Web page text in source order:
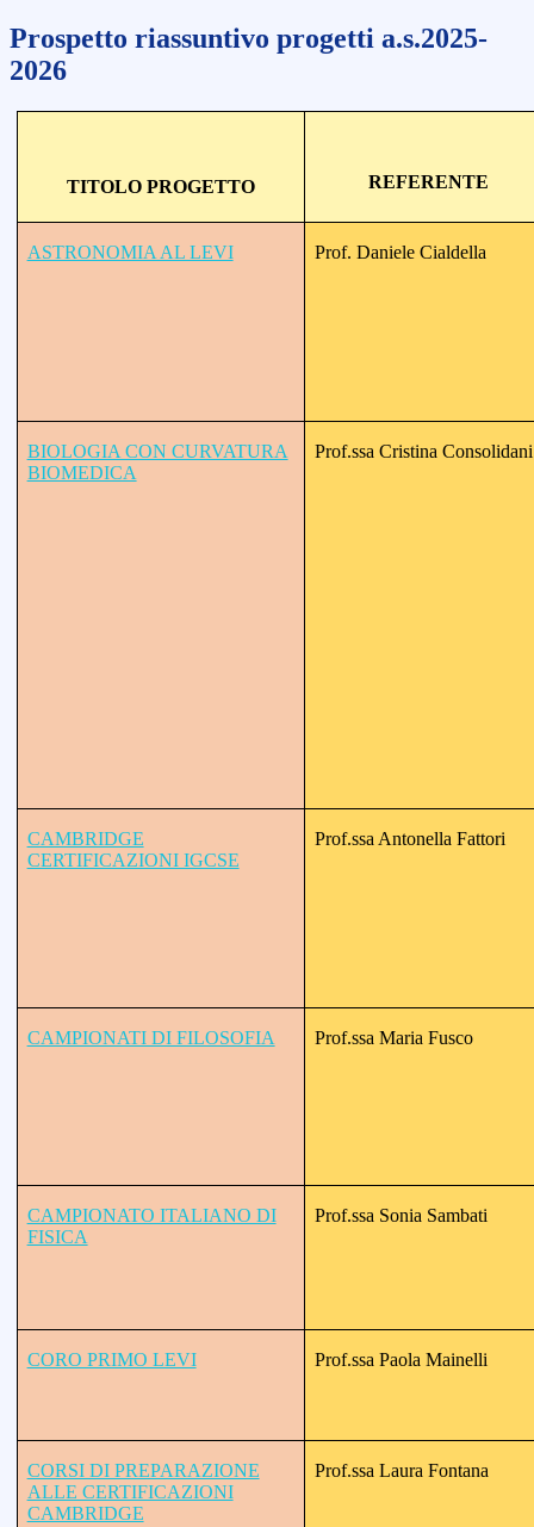
Prospetto riassuntivo progetti a.s.2025-
2026
TITOLO PROGETTO REFERENTE
ASTRONOMIA AL LEVI Prof. Daniele Cialdella
BIOLOGIA CON CURVATURA
BIOMEDICA
Prof.ssa Cristina Consolidani
CAMBRIDGE
CERTIFICAZIONI IGCSE
Prof.ssa Antonella Fattori
CAMPIONATI DI FILOSOFIA Prof.ssa Maria Fusco
CAMPIONATO ITALIANO DI
FISICA
Prof.ssa Sonia Sambati
CORO PRIMO LEVI Prof.ssa Paola Mainelli
CORSI DI PREPARAZIONE
ALLE CERTIFICAZIONI
CAMBRIDGE
Prof.ssa Laura Fontana